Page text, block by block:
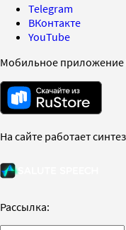
Telegram
ВКонтакте
YouTube
Мобильное приложение
На сайте работает
Рассылка: